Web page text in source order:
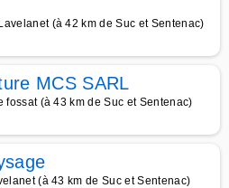
(à 42 km de Suc et Sentenac)
MCS SARL
fossat (à 43 km de Suc et Sentenac)
(à 43 km de Suc et Sentenac)